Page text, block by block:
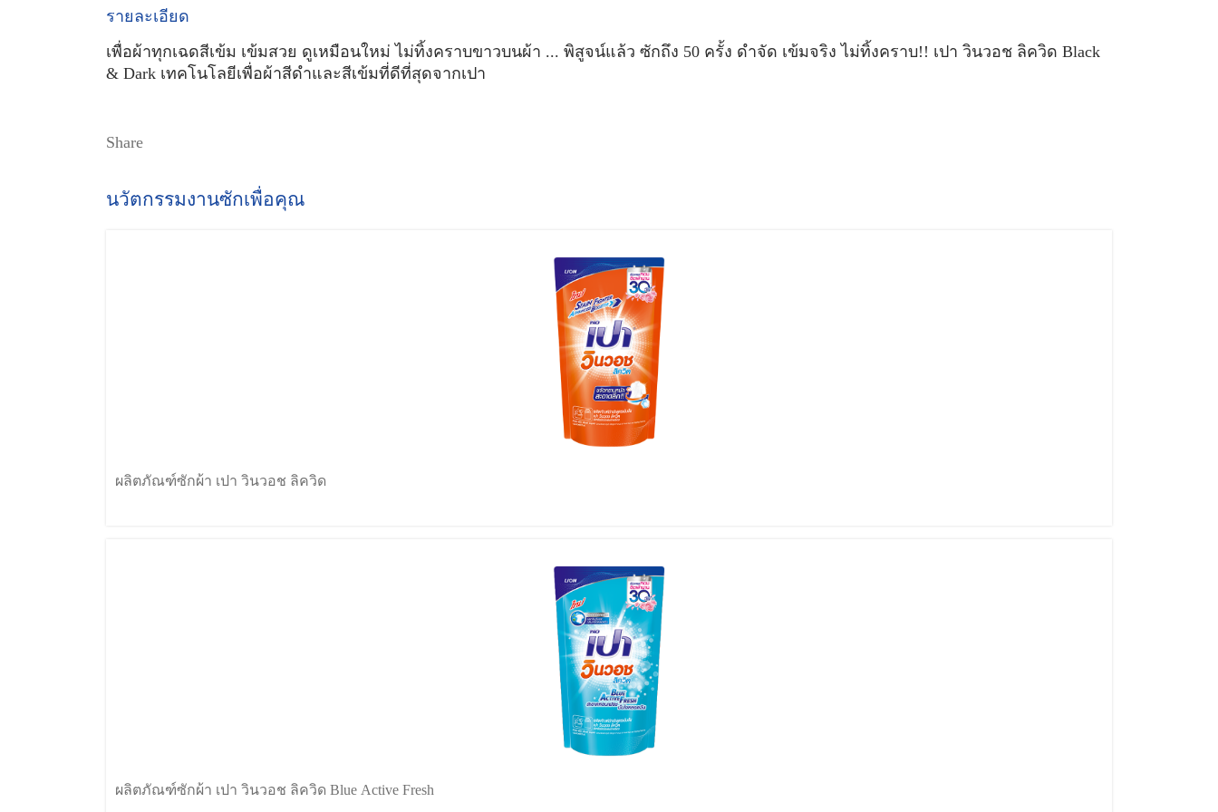
รายละเอียด
เพื่อผ้าทุกเฉดสีเข้ม เข้มสวย ดูเหมือนใหม่ ไม่ทิ้งคราบขาวบนผ้า ... พิสูจน์แล้ว ซักถึง 50 ครั้ง ดำจัด เข้มจริง ไม่ทิ้งคราบ!! เปา วินวอช ลิควิด Black
& Dark เทคโนโลยีเพื่อผ้าสีดำและสีเข้มที่ดีที่สุดจากเปา
Share
นวัตกรรมงานซักเพื่อคุณ
ผลิตภัณฑ์ซักผ้า เปา วินวอช ลิควิด
ผลิตภัณฑ์ซักผ้า เปา วินวอช ลิควิด Blue Active Fresh